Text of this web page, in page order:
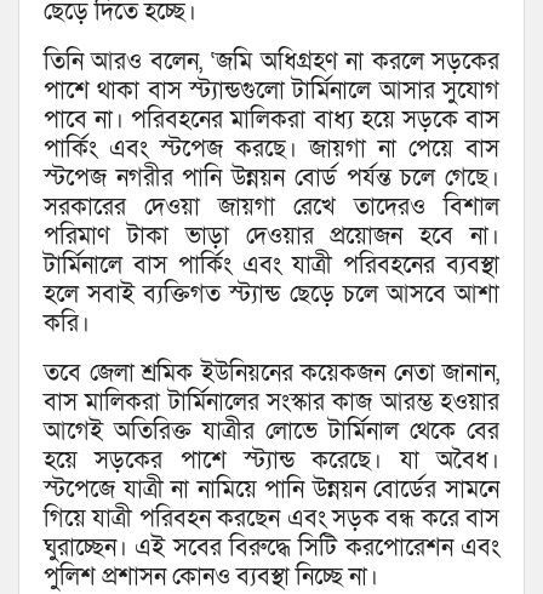
ছেড়ে দিতে হচ্ছে।
তিনি আরও বলেন, ‘জমি অধিগ্রহণ না করলে সড়কের
পাশে থাকা বাস স্ট্যান্ডগুলো টার্মিনালে আসার সুযোগ
পাবে না। পরিবহনের মালিকরা বাধ্য হয়ে সড়কে বাস
পার্কিং এবং স্টপেজ করছে। জায়গা না পেয়ে বাস
স্টপেজ নগরীর পানি উন্নয়ন বোর্ড পর্যন্ত চলে গেছে।
সরকারের দেওয়া জায়গা রেখে তাদেরও বিশাল
পরিমাণ টাকা ভাড়া দেওয়ার প্রয়োজন হবে না।
টার্মিনালে বাস পার্কিং এবং যাত্রী পরিবহনের ব্যবস্থা
হলে সবাই ব্যক্তিগত স্ট্যান্ড ছেড়ে চলে আসবে আশা
করি।
তবে জেলা শ্রমিক ইউনিয়নের কয়েকজন নেতা জানান,
বাস মালিকরা টার্মিনালের সংস্কার কাজ আরম্ভ হওয়ার
আগেই অতিরিক্ত যাত্রীর লোভে টার্মিনাল থেকে বের
হয়ে সড়কের পাশে স্ট্যান্ড করেছে। যা অবৈধ।
স্টপেজে যাত্রী না নামিয়ে পানি উন্নয়ন বোর্ডের সামনে
গিয়ে যাত্রী পরিবহন করছেন এবং সড়ক বন্ধ করে বাস
ঘুরাচ্ছেন। এই সবের বিরুদ্ধে সিটি করপোরেশন এবং
পুলিশ প্রশাসন কোনও ব্যবস্থা নিচ্ছে না।